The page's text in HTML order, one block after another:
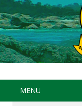
MENU